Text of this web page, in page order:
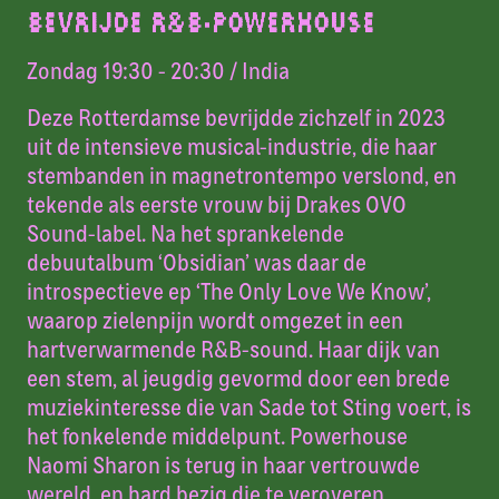
BEVRIJDE R&B-POWERHOUSE
Zondag 19:30 - 20:30 / India
Deze Rotterdamse bevrijdde zichzelf in 2023
uit de intensieve musical-industrie, die haar
stembanden in magnetrontempo verslond, en
tekende als eerste vrouw bij Drakes OVO
Sound-label. Na het sprankelende
debuutalbum ‘Obsidian’ was daar de
introspectieve ep ‘The Only Love We Know’,
waarop zielenpijn wordt omgezet in een
hartverwarmende R&B-sound. Haar dijk van
een stem, al jeugdig gevormd door een brede
muziekinteresse die van Sade tot Sting voert, is
het fonkelende middelpunt. Powerhouse
Naomi Sharon is terug in haar vertrouwde